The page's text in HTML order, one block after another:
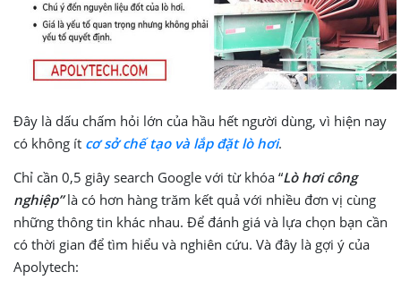
Đây là dấu chấm hỏi lớn của hầu hết người dùng, vì hiện nay
có không ít cơ sở chế tạo và lắp đặt lò hơi.
Chỉ cần 0,5 giây search Google với từ khóa “Lò hơi công
nghiệp”là có hơn hàng trăm kết quả với nhiều đơn vị cùng
những thông tin khác nhau. Để đánh giá và lựa chọn bạn cần
có thời gian để tìm hiểu và nghiên cứu. Và đây là gợi ý của
Apolytech: